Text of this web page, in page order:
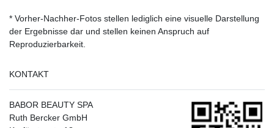
* Vorher-Nachher-Fotos stellen lediglich eine visuelle Darstellung
der Ergebnisse dar und stellen keinen Anspruch auf
Reproduzierbarkeit.
KONTAKT
BABOR BEAUTY SPA
Ruth Bercker GmbH